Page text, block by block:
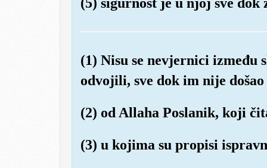
(1) Nisu se nevjernici između
odvojili, sve dok im nije
(2) od Allaha Poslanik, koji
(3) u kojima su propisi